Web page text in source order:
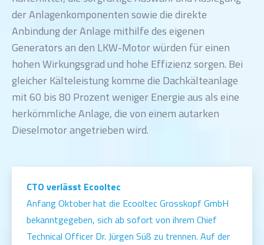
der Anlagenkomponenten sowie die direkte
Anbindung der Anlage mithilfe des eigenen
Generators an den LKW-Motor würden für einen
hohen Wirkungsgrad und hohe Effizienz sorgen. Bei
gleicher Kälteleistung komme die Dachkälteanlage
mit 60 bis 80 Prozent weniger Energie aus als eine
herkömmliche Anlage, die von einem autarken
Dieselmotor angetrieben wird.
CTO verlässt Ecooltec
Anfang Oktober hat die Ecooltec Grosskopf GmbH
bekanntgegeben, sich ab sofort von ihrem Chief
Technical Officer Dr. Jürgen Süß zu trennen. Auf der